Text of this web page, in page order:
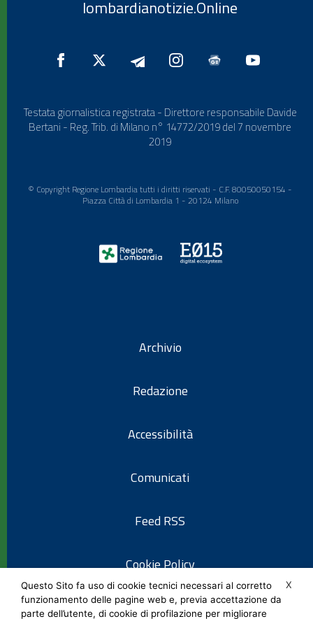
lombardianotizie.Online
Testata giornalistica registrata - Direttore responsabile Davide
Bertani - Reg. Trib. di Milano n° 14772/2019 del 7 novembre
2019
© Copyright Regione Lombardia tutti i diritti riservati - C.F. 80050050154 -
Piazza Città di Lombardia 1 - 20124 Milano
Archivio
Redazione
Accessibilità
Comunicati
Feed RSS
Cookie Policy
Informativa privacy
X
Questo Sito fa uso di cookie tecnici necessari al corretto
funzionamento delle pagine web e, previa accettazione da
parte dell’utente, di cookie di profilazione per migliorare